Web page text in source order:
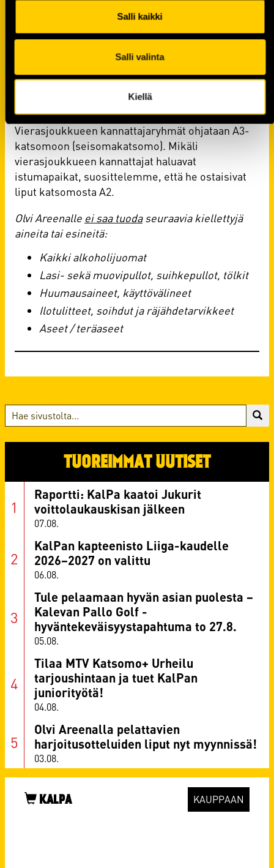
Salli kaikki
Salli valinta
Kiellä
B-ovelta. B-ovella maksu käteisellä,
pankkikortilla, luottokortilla, Visa Electronilla tai
toimitsijat sekä median edustajat.
Vierasjoukkueen kannattajaryhmät ohjataan A3-
katsomoon (seisomakatsomo). Mikäli
vierasjoukkueen kannattajat haluavat
istumapaikat, suosittelemme, että he ostaisivat
liput katsomosta A2.
Olvi Areenalle ei saa tuodaseuraavia kiellettyjä
aineita tai esineitä:
Kaikki alkoholijuomat
Lasi- sekä muovipullot, suihkepullot, tölkit
Huumausaineet, käyttövälineet
Ilotulitteet, soihdut ja räjähdetarvikkeet
Aseet / teräaseet
TUOREIMMAT UUTISET
07.08.
Raportti: KalPa kaatoi Jukurit
voittolaukauskisan jälkeen
06.08.
KalPan kapteenisto Liiga-kaudelle
2026–2027 on valittu
05.08.
Tule pelaamaan hyvän asian puolesta –
Kalevan Pallo Golf -
hyväntekeväisyystapahtuma to 27.8.
04.08.
Tilaa MTV Katsomo+ Urheilu
tarjoushintaan ja tuet KalPan
juniorityötä!
03.08.
Olvi Areenalla pelattavien
harjoitusotteluiden liput nyt myynnissä!
KALPA KAUPPAAN